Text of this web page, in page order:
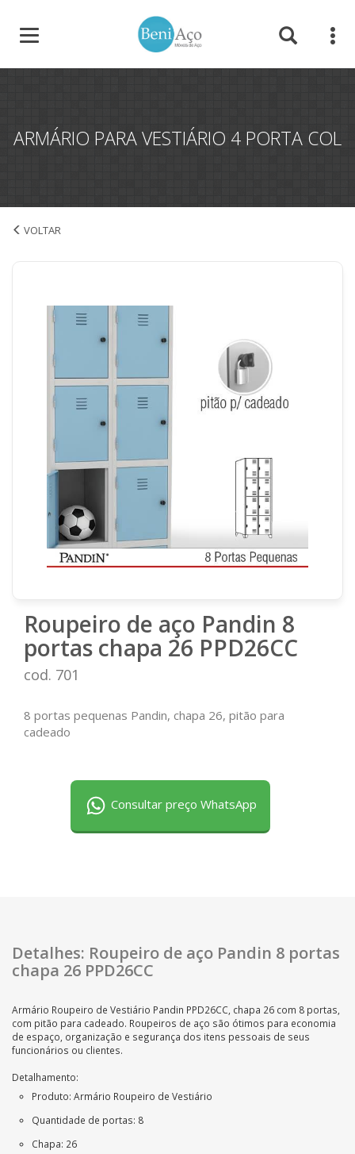
ARMÁRIO PARA VESTIÁRIO 4 PORTA COL
Armário para Vestiário 4 Porta Col
Roupeiro de aço Pandin 8
portas chapa 26 PPD26CC
cod. 701
8 portas pequenas Pandin, chapa 26, pitão para
cadeado
Consultar preço WhatsApp
Detalhes: Roupeiro de aço Pandin 8 portas
chapa 26 PPD26CC
Armário Roupeiro de Vestiário Pandin PPD26CC, chapa 26 com 8 portas,
com pitão para cadeado. Roupeiros de aço são ótimos para economia
de espaço, organização e segurança dos itens pessoais de seus
funcionários ou clientes.
Detalhamento:
Produto: Armário Roupeiro de Vestiário
Quantidade de portas: 8
Chapa: 26